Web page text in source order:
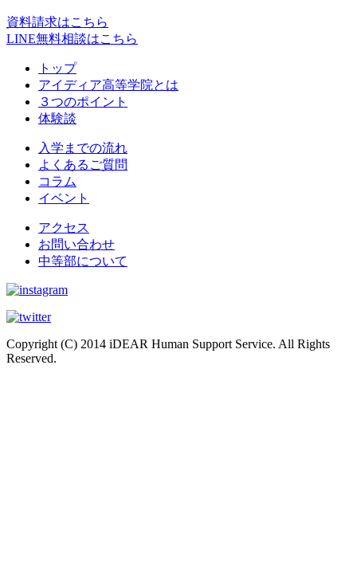
資料請求はこちら
LINE無料相談はこちら
トップ
アイディア高等学院とは
３つのポイント
体験談
入学までの流れ
よくあるご質問
コラム
イベント
アクセス
お問い合わせ
中等部について
Copyright (C) 2014 iDEAR Human Support Service. All Rights
Reserved.